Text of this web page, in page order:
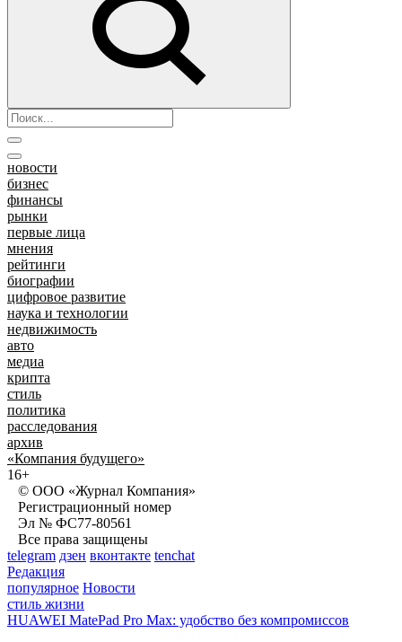
новости
бизнес
финансы
рынки
первые лица
мнения
рейтинги
биографии
цифровое развитие
наука и технологии
недвижимость
авто
медиа
крипта
стиль
политика
расследования
архив
«Компания будущего»
16+
© ООО «Журнал Компания»
Регистрационный номер
Эл № ФС77-80561
Все права защищены
telegram дзен вконтакте tenchat
Редакция
популярное Новости
стиль жизни
HUAWEI MatePad Pro Max: удобство без компромиссов